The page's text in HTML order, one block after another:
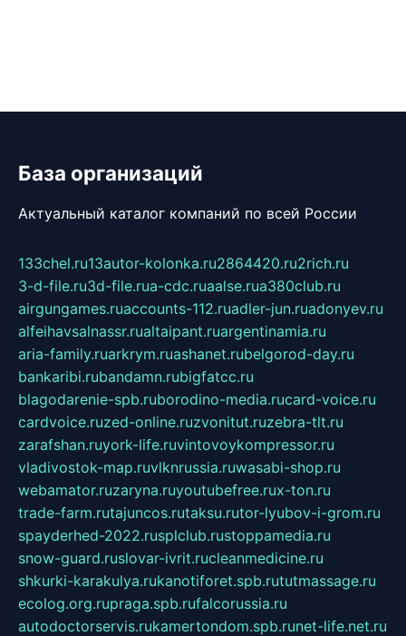
База организаций
Актуальный каталог компаний по всей России
133chel.ru13autor-kolonka.ru2864420.ru2rich.ru
3-d-file.ru3d-file.rua-cdc.ruaalse.rua380club.ru
airgungames.ruaccounts-112.ruadler-jun.ruadonyev.ru
alfeihavsalnassr.rualtaipant.ruargentinamia.ru
aria-family.ruarkrym.ruashanet.rubelgorod-day.ru
bankaribi.rubandamn.rubigfatcc.ru
blagodarenie-spb.ruborodino-media.rucard-voice.ru
cardvoice.ruzed-online.ruzvonitut.ruzebra-tlt.ru
zarafshan.ruyork-life.ruvintovoykompressor.ru
vladivostok-map.ruvlknrussia.ruwasabi-shop.ru
webamator.ruzaryna.ruyoutubefree.rux-ton.ru
trade-farm.rutajuncos.rutaksu.rutor-lyubov-i-grom.ru
spayderhed-2022.rusplclub.rustoppamedia.ru
snow-guard.ruslovar-ivrit.rucleanmedicine.ru
shkurki-karakulya.rukanotiforet.spb.rututmassage.ru
ecolog.org.rupraga.spb.rufalcorussia.ru
autodoctorservis.rukamertondom.spb.runet-life.net.ru